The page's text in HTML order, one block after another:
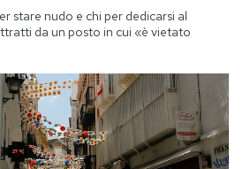
stare nudo e chi per dedicarsi al
da un posto in cui «è vietato